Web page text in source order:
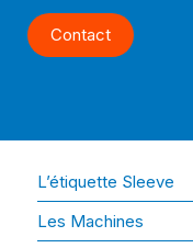
Contact
L’étiquette Sleeve
Les Machines